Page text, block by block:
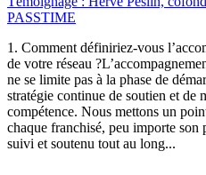
PASSTIME
1. Comment définiriez-vous
de votre réseau
ne se limite pas à la phase de
stratégie continue de soutien et de
compétence. Nous mettons un
chaque franchisé, peu importe son
suivi et soutenu tout au long...